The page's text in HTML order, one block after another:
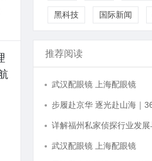
黑科技 国际新闻
推荐阅读
武汉配眼镜 上海配眼镜
武汉配眼镜 上海配眼镜